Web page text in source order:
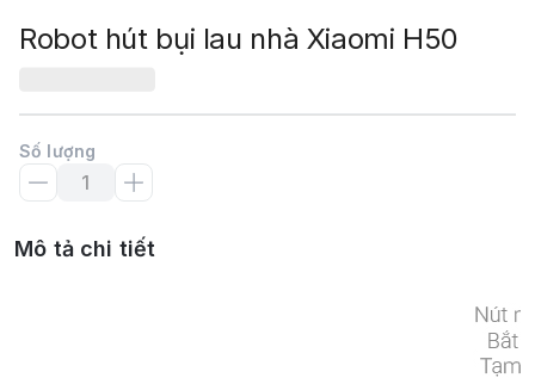
Robot hút bụi lau nhà Xiaomi H50
Số lượng
Mô tả chi tiết